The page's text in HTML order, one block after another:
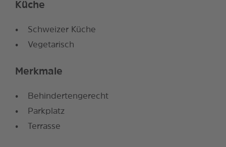
Küche
Schweizer Küche
Vegetarisch
Merkmale
Behindertengerecht
Parkplatz
Terrasse